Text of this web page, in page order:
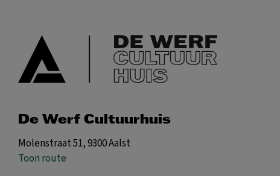
De Werf Cultuurhuis
Molenstraat 51, 9300 Aalst
Toon route